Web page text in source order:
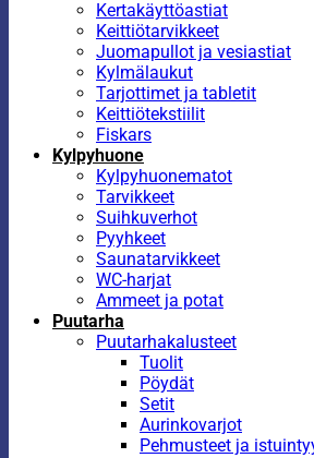
Kertakäyttöastiat
Keittiötarvikkeet
Juomapullot ja vesiastiat
Kylmälaukut
Tarjottimet ja tabletit
Keittiötekstiilit
Fiskars
Kylpyhuone
Kylpyhuonematot
Tarvikkeet
Suihkuverhot
Pyyhkeet
Saunatarvikkeet
WC-harjat
Ammeet ja potat
Puutarha
Puutarhakalusteet
Tuolit
Pöydät
Setit
Aurinkovarjot
Pehmusteet ja